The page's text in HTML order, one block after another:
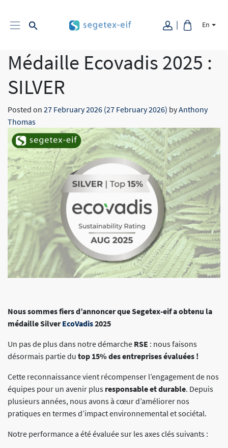
En
Médaille Ecovadis 2025 :
SILVER
Posted on 27 February 2026 (27 February 2026) byAnthony
Thomas
Nous sommes fiers d’annoncer que Segetex-eif a obtenu la
médaille SilverEcoVadis2025
Un pas de plus dans notre démarche RSE : nous faisons
désormais partie du top 15% des entreprises évaluées !
Cette reconnaissance vient récompenser l’engagement de nos
équipes pour un avenir plus responsable et durable. Depuis
plusieurs années, nous avons à cœur d’améliorer nos
pratiques en termes d’impact environnemental et sociétal.
Notre performance a été évaluée sur les axes clés suivants :